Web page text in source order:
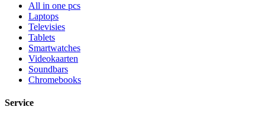
All in one pcs
Laptops
Televisies
Tablets
Smartwatches
Videokaarten
Soundbars
Chromebooks
Service